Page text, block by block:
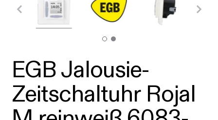
EGB Jalousie-
Zeitschaltuhr Rojal